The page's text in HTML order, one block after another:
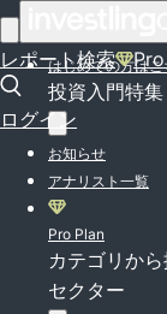
レポート検索
ログイン
はじめての方はこ
投資入門特集
お知らせ
アナリスト一覧
Pro Plan
カテゴリか
セクター